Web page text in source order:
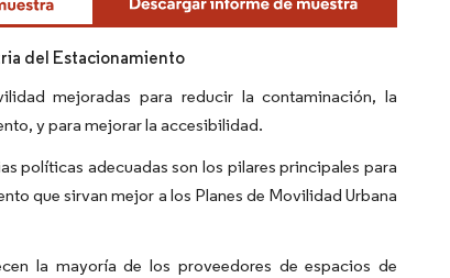
del Estacionamiento
mejoradas para reducir la contaminación, la
y para mejorar la accesibilidad.
políticas adecuadas son los pilares principales para
que sirvan mejor a los Planes de Movilidad Urbana
la mayoría de los proveedores de espacios de